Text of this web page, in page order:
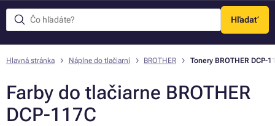
Hľadať
Menu
Hlavná stránka Náplne do tlačiarní BROTHER Tonery BROTHER DCP-
Farby do tlačiarne BROTHER
DCP-117C